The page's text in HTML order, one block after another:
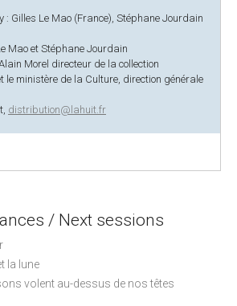
: Gilles Le Mao (France), Stéphane Jourdain
Mao et Stéphane Jourdain
Morel directeur de la collection
le ministère de la Culture, direction générale
distribution@lahuit.fr
/ Next sessions
la lune
volent au-dessus de nos têtes